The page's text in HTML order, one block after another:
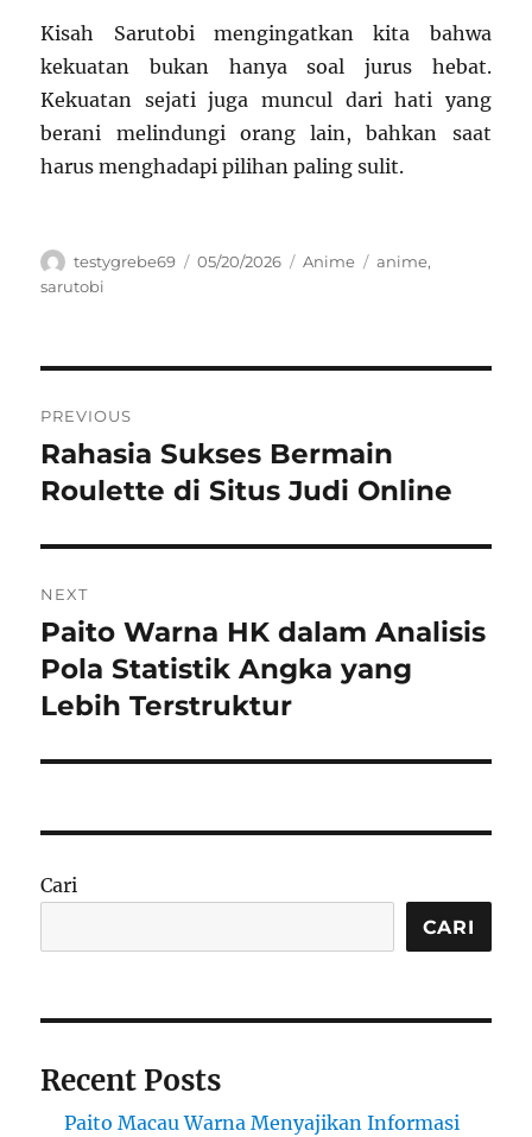
Kisah Sarutobi mengingatkan kita bahwa
kekuatan bukan hanya soal jurus hebat.
Kekuatan sejati juga muncul dari hati yang
berani melindungi orang lain, bahkan saat
harus menghadapi pilihan paling sulit.
Author
testygrebe69
Posted
05/20/2026 Categories
Anime Tags
anime,
sarutobi
pos
PREVIOUS
Previous
post:
Rahasia Sukses Bermain
Roulette di Situs Judi Online
NEXT
Next
post:
Paito Warna HK dalam Analisis
Pola Statistik Angka yang
Lebih Terstruktur
Cari
CARI
Recent Posts
Paito Macau Warna Menyajikan Informasi